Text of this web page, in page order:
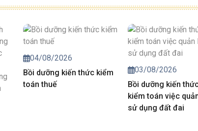
04/08/2026
Bồi dưỡng kiến thức kiểm
toán thuế
03/08/2026
Bồi dưỡng kiến
kiểm toán việc
sử dụng đất đai